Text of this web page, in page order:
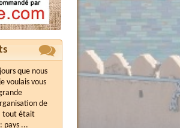
que nous
voulais vous
de
tout était
pays ...